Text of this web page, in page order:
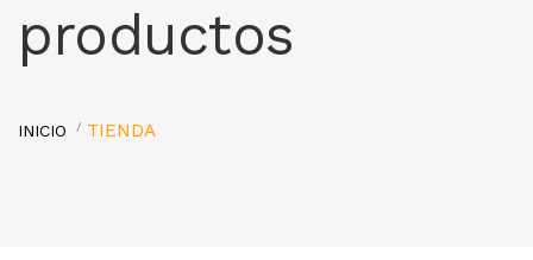
productos
INICIO TIENDA